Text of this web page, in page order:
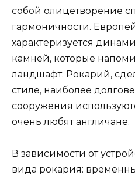
собой олицетворение
гармоничности.
характеризуется
камней, которые
ландшафт. Рокарий,
стиле, наиболее
сооружения
очень любят англичане.
В зависимости от
вида рокария: